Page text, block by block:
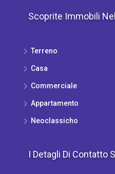
Scoprite Immobili
Terrenο
Casa
Commerciale
Appartamento
Νeoclassicho
I Detagli Di Contatto